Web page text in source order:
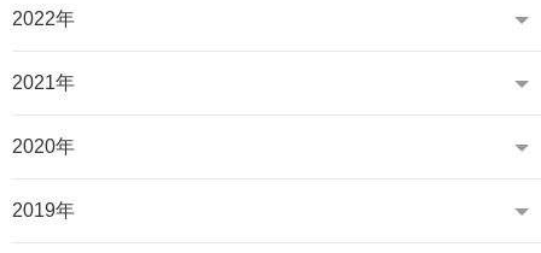
2022年
2021年
2020年
2019年